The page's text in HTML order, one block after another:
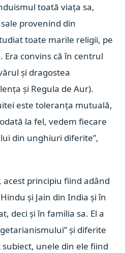
toată viaţa sa,
provenind din
toate marile religii, pe
Era convins că în centrul
şi dragostea
şi Regula de Aur).
este toleranţa mutuală,
la fel, vedem fiecare
din unghiuri diferite”,
principiu fiind adând
şi Jain din India şi în
deci şi în familia sa. El a
şi diferite
unele din ele fiind